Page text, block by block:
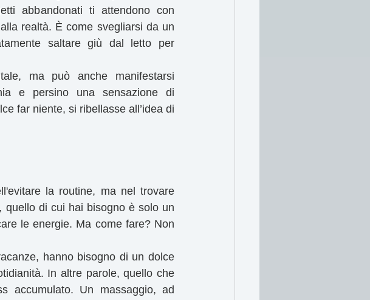
abbandonati ti attendono con
realtà. È come svegliarsi da un
saltare giù dal letto per
ma può anche manifestarsi
e persino una sensazione di
far niente, si ribellasse all’idea di
la routine, ma nel trovare
quello di cui hai bisogno è solo un
le energie. Ma come fare? Non
hanno bisogno di un dolce
In altre parole, quello che
accumulato. Un massaggio, ad